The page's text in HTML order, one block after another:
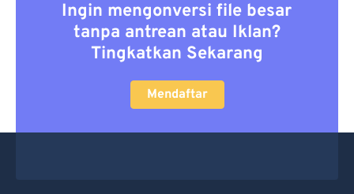
Ingin mengonversi file besar
tanpa antrean atau Iklan?
Tingkatkan Sekarang
Mendaftar